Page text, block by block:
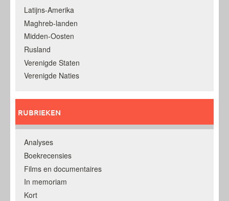
Latijns-Amerika
Maghreb-landen
Midden-Oosten
Rusland
Verenigde Staten
Verenigde Naties
RUBRIEKEN
Analyses
Boekrecensies
Films en documentaires
In memoriam
Kort